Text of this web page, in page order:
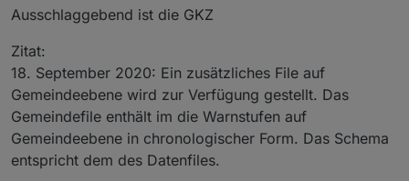
Ausschlaggebend ist die GKZ
Zitat:
18. September 2020: Ein zusätzliches File auf
Gemeindeebene wird zur Verfügung gestellt. Das
Gemeindefile enthält im die Warnstufen auf
Gemeindeebene in chronologischer Form. Das Schema
entspricht dem des Datenfiles.